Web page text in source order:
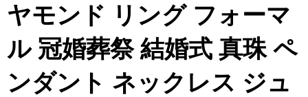
ヤモンド リング フォーマ
ル 冠婚葬祭 結婚式 真珠 ペ
ンダント ネックレス ジュ